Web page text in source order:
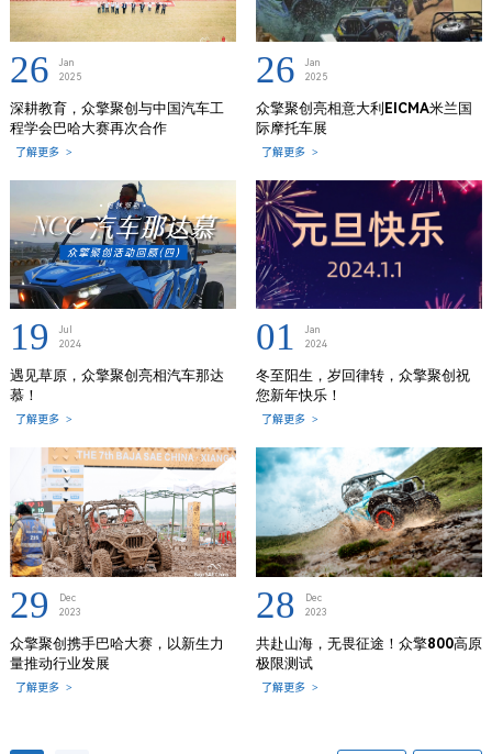
26
Jan
2025
深耕教育，众擎聚创与中国汽车工
程学会巴哈大赛再次合作
了解更多 >
26
Jan
2025
众擎聚创亮相意大利EICMA米兰国
际摩托车展
了解更多 >
19
Jul
2024
遇见草原，众擎聚创亮相汽车那达
慕！
了解更多 >
01
Jan
2024
冬至阳生，岁回律转，众擎聚创祝
您新年快乐！
了解更多 >
29
Dec
2023
众擎聚创携手巴哈大赛，以新生力
量推动行业发展
了解更多 >
28
Dec
2023
共赴山海，无畏征途！众擎800高原
极限测试
了解更多 >